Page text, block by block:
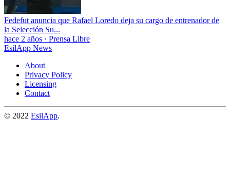
Fedefut anuncia que Rafael Loredo deja su cargo de entrenador de
la Selección Su...
hace 2 años · Prensa Libre
EsilApp News
About
Privacy Policy
Licensing
Contact
© 2022 EsilApp.